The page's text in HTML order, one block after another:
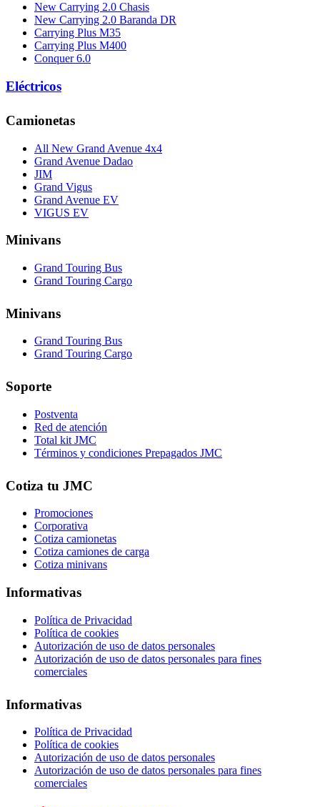
New Carrying 2.0 Chasis
New Carrying 2.0 Baranda DR
Carrying Plus M35
Carrying Plus M400
Conquer 6.0
Eléctricos
Camionetas
All New Grand Avenue 4x4
Grand Avenue Dadao
JIM
Grand Vigus
Grand Avenue EV
VIGUS EV
Minivans
Grand Touring Bus
Grand Touring Cargo
Minivans
Grand Touring Bus
Grand Touring Cargo
Soporte
Postventa
Red de atención
Total kit JMC
Términos y condiciones Prepagados JMC
Cotiza tu JMC
Promociones
Corporativa
Cotiza camionetas
Cotiza camiones de carga
Cotiza minivans
Informativas
Política de Privacidad
Política de cookies
Autorización de uso de datos personales
Autorización de uso de datos personales para fines
comerciales
Informativas
Política de Privacidad
Política de cookies
Autorización de uso de datos personales
Autorización de uso de datos personales para fines
comerciales